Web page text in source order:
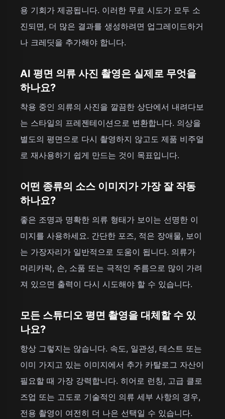
용 기회가 제공됩니다. 이러한 무료 시도가 모두 소
진되면, 더 많은 결과를 생성하려면 업그레이드하거
나 크레딧을 추가해야 합니다.
AI 평면 의류 사진 촬영은 실제로 무엇을
하나요?
착용 중인 의류의 사진을 깔끔한 상단에서 내려다보
는 스타일의 프레젠테이션으로 변환합니다. 의상을
별도의 평면으로 다시 촬영하지 않고도 제품 비주얼
로 재사용하기 쉽게 만드는 것이 목표입니다.
어떤 종류의 소스 이미지가 가장 잘 작동
하나요?
좋은 조명과 명확한 의류 형태가 보이는 선명한 이
미지를 사용하세요. 간단한 포즈, 적은 장애물, 보이
는 가장자리가 일반적으로 도움이 됩니다. 의류가
머리카락, 손, 소품 또는 극적인 주름으로 많이 가려
져 있으면 출력이 다시 시도해야 할 수 있습니다.
모든 스튜디오 평면 촬영을 대체할 수 있
나요?
항상 그렇지는 않습니다. 속도, 일관성, 테스트 또는
이미 가지고 있는 이미지에서 추가 카탈로그 자산이
필요할 때 가장 강력합니다. 히어로 런칭, 고급 클로
즈업 또는 고도로 기술적인 의류 세부 사항의 경우,
전용 촬영이 여전히 더 나은 선택일 수 있습니다.